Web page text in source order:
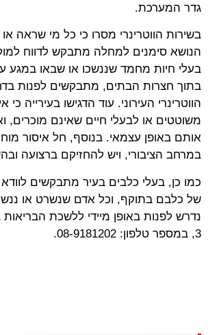
גדר המערכת.
בשירות הווטרינרי מסרו כי כל מי שראה
הנושא סימנים למחלה מתבקש לדווח
בעלי חיות מחמד שננשכו או שבאו במגע
בתוך חצרות הבתים, מתבקשים לפנות
הווטרינרי העירוני. עוד הדגישו בעירייה
משוטטים או לבעלי חיים שאינם מוכרים,
אותם באופן עצמאי. בנוסף, חל איסור
במרחב הציבורי, ויש להחזיקם ברצועה
כמו כן, בעלי כלבים בעיר מתבקשים לוודא
של כלבם בתוקף, וכל אדם שנשרט או
נדרש לפנות באופן מיידי ללשכת
3, במספר טלפון: 08-9181202.